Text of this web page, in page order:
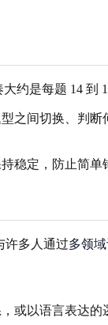
大约是每题 14
之间切换、判
定，防止简
许多人通过多领
或以语言表达